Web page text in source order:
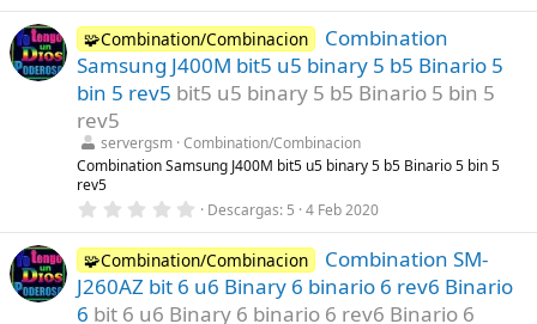
0
0
e
s
t
r
l
l
a
s
🧩Combination/Combinacion
Combination
Samsung J400M bit5 u5 binary 5 b5 Binario 5
bin 5 rev5 bit5 u5 binary 5 b5 Binario 5 bin 5
rev5
servergsm Combination/Combinacion
Combination Samsung J400M bit5 u5 binary 5 b5 Binario 5 bin 5
rev5
0
0
0
e
s
t
Descargas 5 4 Feb 2020
🧩Combination/Combinacion
Combination SM-
J260AZ bit 6 u6 Binary 6 binario 6 rev6 Binario
6 bit 6 u6 Binary 6 binario 6 rev6 Binario 6